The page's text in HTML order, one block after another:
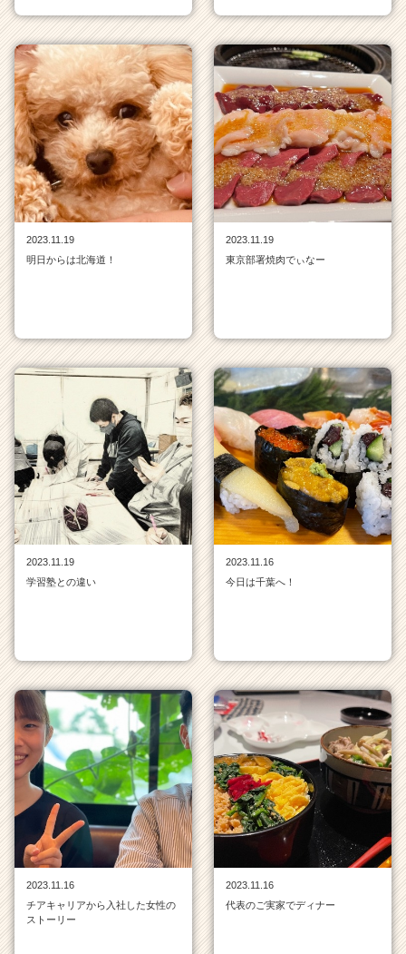
カ
ウ
ト
が
届
く
就
活
サ
イ
ト
（C
h
e
e
C
a
r
e
e
r）
2023.11.19
明日からは北海道！
2023.11.19
東京部署焼肉でぃなー
2023.11.19
学習塾との違い
2023.11.16
今日は千葉へ！
2023.11.16
チアキャリアから入社した女性の
ストーリー
2023.11.16
代表のご実家でディナー